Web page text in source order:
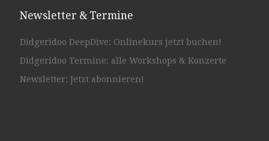
Newsletter & Termine
Didgeridoo DeepDive: Onlinekurs jetzt buchen!
Didgeridoo Termine: alle Workshops & Konzerte
Newsletter: Jetzt abonnieren!